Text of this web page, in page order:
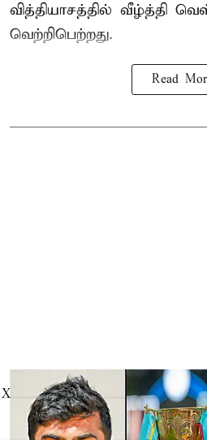
வித்தியாசத்தில் வீழ்த்தி
வெற்றிபெற்றது.
Read
X